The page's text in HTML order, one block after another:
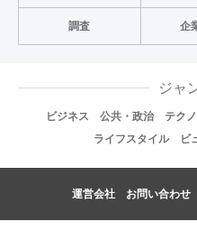
調査 企
ジャ
ビジネス 公共・政治 テク
ライフスタイル
ビ
運営会社 お問い合わせ